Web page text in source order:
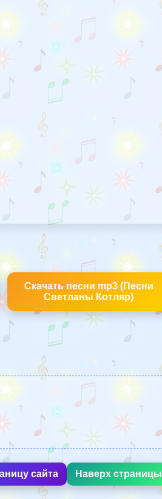
Скачать песни mp3 (Песни
Светланы Котляр)
сайта Наверх страницы